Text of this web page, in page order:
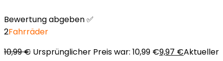
Bewertung abgeben ✅
2Fahrräder
10,99€ Ursprünglicher Preis war: 10,99 €9,97 €Aktueller